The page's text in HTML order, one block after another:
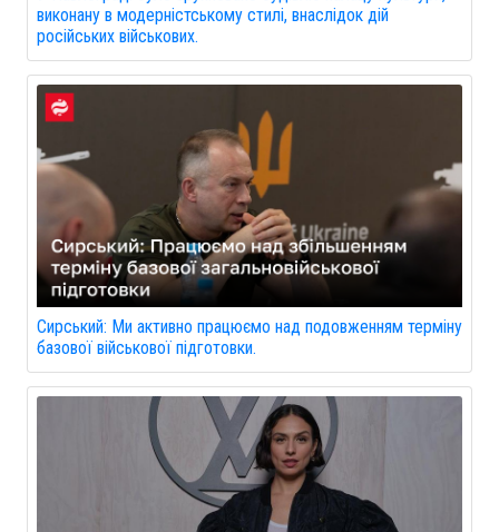
виконану в модерністському стилі, внаслідок дій
російських військових.
Сирський: Ми активно працюємо над подовженням терміну
базової військової підготовки.